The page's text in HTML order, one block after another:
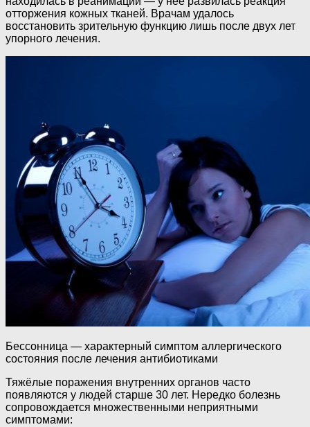
отторжения кожных тканей. Врачам удалось
восстановить зрительную функцию лишь после двух лет
упорного лечения.
Бессонница — характерный симптом аллергического
состояния после лечения антибиотиками
Тяжёлые поражения внутренних органов часто
появляются у людей старше 30 лет. Нередко болезнь
сопровождается множественными неприятными
симптомами: